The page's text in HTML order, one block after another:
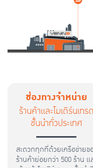
ช่องทางจำหน่าย
ร้านค้าและโมเดิร์นเทรด
ชั้นนำทั่วประเทศ
สะดวกทุกที่ด้วยเครือข่ายข
ร้านค้าย่อยกว่า 500 ร้าน แ